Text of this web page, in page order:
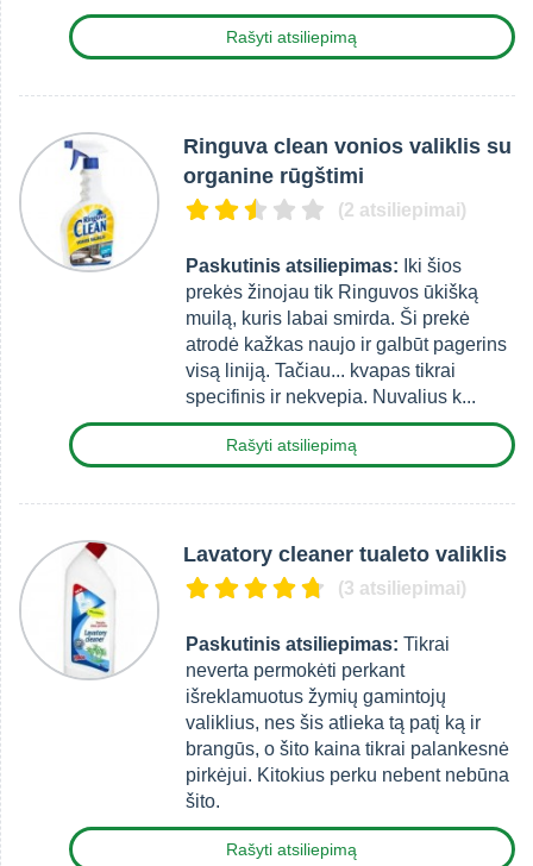
Rašyti atsiliepimą
Ringuva clean vonios valiklis su
organine rūgštimi
(2 atsiliepimai)
Paskutinis atsiliepimas: Iki šios
prekės žinojau tik Ringuvos ūkišką
muilą, kuris labai smirda. Ši prekė
atrodė kažkas naujo ir galbūt pagerins
visą liniją. Tačiau... kvapas tikrai
specifinis ir nekvepia. Nuvalius k...
Rašyti atsiliepimą
Lavatory cleaner tualeto valiklis
(3 atsiliepimai)
Paskutinis atsiliepimas: Tikrai
neverta permokėti perkant
išreklamuotus žymių gamintojų
valiklius, nes šis atlieka tą patį ką ir
brangūs, o šito kaina tikrai palankesnė
pirkėjui. Kitokius perku nebent nebūna
šito.
Rašyti atsiliepimą